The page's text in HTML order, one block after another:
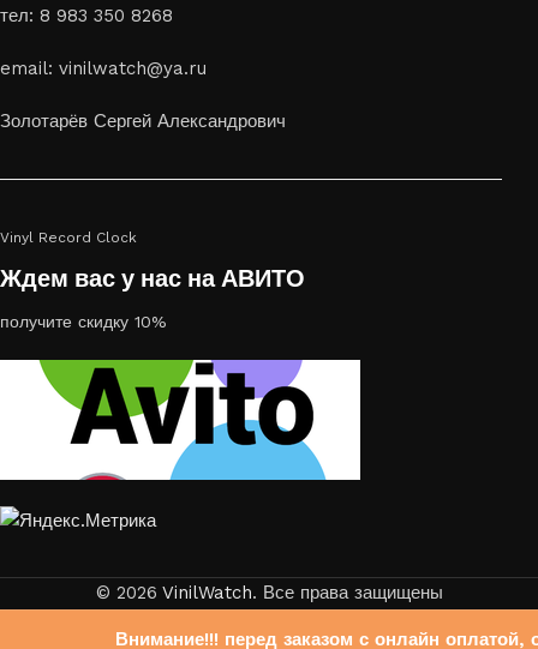
Внимание!!! перед заказом с онлайн оплатой,
или украсить свой дом
украсить пространство, лазерная гравировка фото по дереву
тел: 8 983 350 8268
email: vinilwatch@ya.ru
Золотарёв Сергей Александрович
Vinyl Record Clock
Ждем вас у нас на АВИТО
получите скидку 10%
© 2026 VinilWatch. Все права защищены